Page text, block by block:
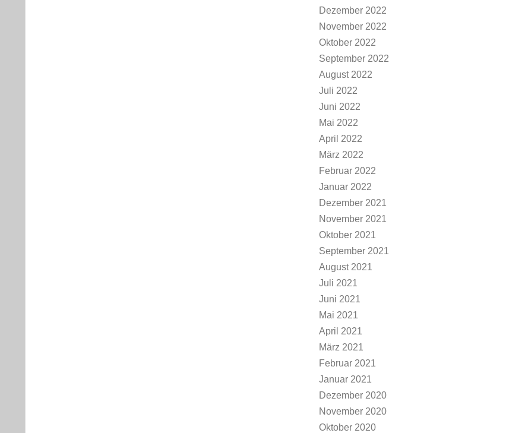
Dezember 2022
November 2022
Oktober 2022
September 2022
August 2022
Juli 2022
Juni 2022
Mai 2022
April 2022
März 2022
Februar 2022
Januar 2022
Dezember 2021
November 2021
Oktober 2021
September 2021
August 2021
Juli 2021
Juni 2021
Mai 2021
April 2021
März 2021
Februar 2021
Januar 2021
Dezember 2020
November 2020
Oktober 2020